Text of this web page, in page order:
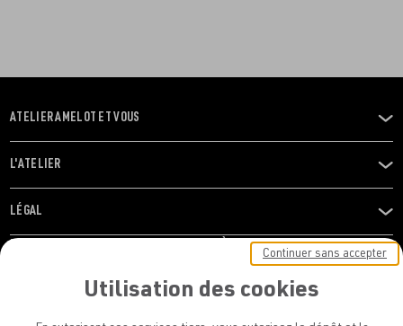
OUVRIR
LE
MENU
ATELIER AMELOT ET VOUS
OUVRIR
LE
MENU
L'ATELIER
OUVRIR
LE
LÉGAL
RESTONS EN CONTACT ! ABONNEZ-VOUS À NOTRE
Utilisation des cookies
Continuer sans accepter